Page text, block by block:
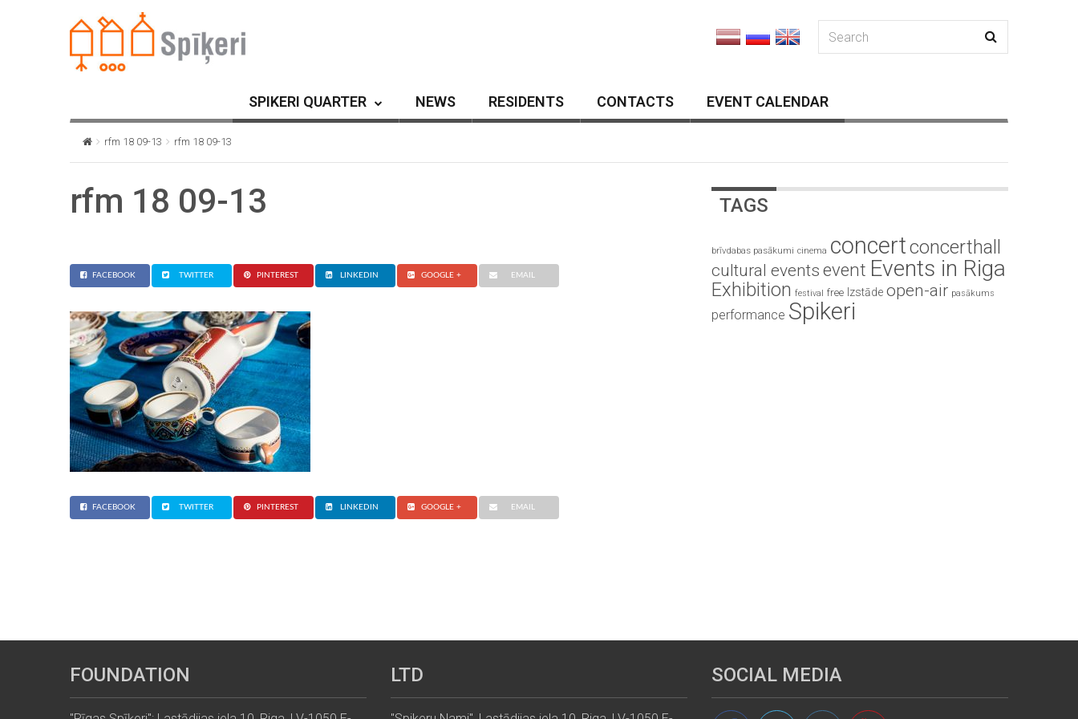
SPIKERI QUARTER NEWS RESIDENTS CONTACTS EVENT CALENDAR
rfm 18 09-13 rfm 18 09-13
rfm 18 09-13
FACEBOOK TWITTER PINTEREST LINKEDIN GOOGLE + EMAIL
FACEBOOK TWITTER PINTEREST LINKEDIN GOOGLE + EMAIL
TAGS
brīvdabas pasākumi cinema concertconcerthall
cultural events event Events in Riga
Exhibition festival free Izstāde open-air pasākums
performance Spikeri
FOUNDATION LTD SOCIAL MEDIA